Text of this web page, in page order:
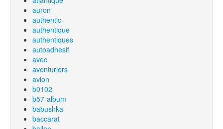
auron
authentic
authentique
authentiques
autoadhesif
avec
aventuriers
avion
b0102
b57-album
babushka
baccarat